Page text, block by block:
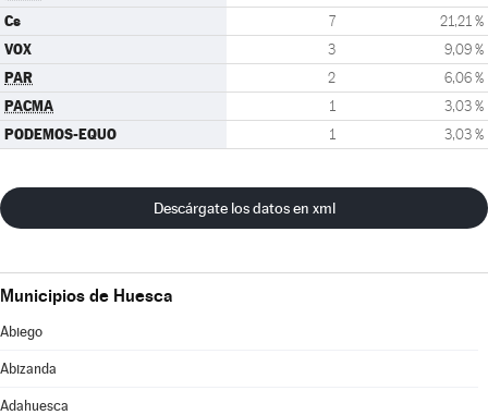
Cs 7 21,21 %
VOX 3 9,09 %
PAR 2 6,06 %
PACMA 1 3,03 %
PODEMOS-EQUO 1 3,03 %
Descárgate los datos en xml
Municipios de Huesca
Abiego
Abizanda
Adahuesca